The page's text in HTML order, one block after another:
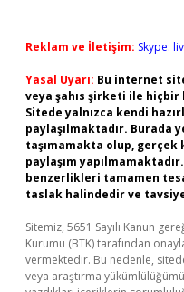
Reklam ve İletişim: Skype:
Yasal Uyarı: Bu internet
veya şahıs şirketi ile hiçbir
Sitede yalnızca kendi
paylaşılmaktadır. Burada
taşımamakta olup, gerçek
paylaşım
benzerlikleri tamamen
taslak halindedir ve
Sitemiz, 5651 Sayılı Kanun
Kurumu (BTK) tarafından
vermektedir. Bu nedenle,
veya araştırma